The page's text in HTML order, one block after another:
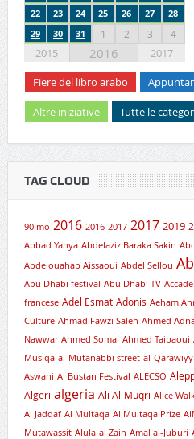
22
23 24 25 26 27
28
29
30 31 1 2 3 4
2015 2016
2017
Fiere del libro arabo
Altre iniziative Tutte le
TAG CLOUD
90imo 2016 2016-2017 2017 2019
Abbad Yahya Abdelaziz Baraka Sakin
Abdelouahab Aissaoui Abdel Sellou
Abu Dhabi festival Abu Dhabi TV
francese Adel Esmat Adonis Aeham
Culture Ahmad Fawzi Saleh Ahmed
Nawwar Ahmed Somai Ahmed Taibaoui
Musiqa al-Mutanabbi street al-
Aswani Al Bustan Festival ALECSO
Algeri algeria Ali Al-Muqri Alice
Al Jaddaf Al Multaqa Al Multaqa Prize
Mutawassit Alula al Zain Amal al-Juburi